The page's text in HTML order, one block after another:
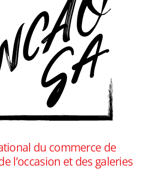
du commerce de
l’occasion et des galeries